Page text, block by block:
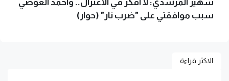
سبب موافقتي على "ضرب نار" (حوار)
الاكثر قراءة